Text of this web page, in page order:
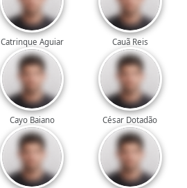
Catrinque Aguiar Cauã Reis
Cayo Baiano César Dotadão